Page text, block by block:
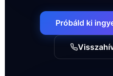
Próbáld ki